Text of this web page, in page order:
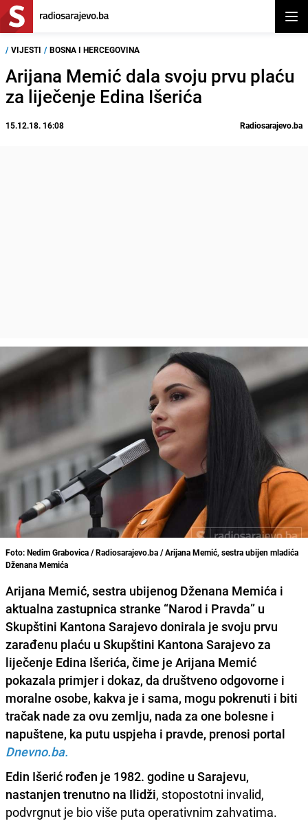
/ VIJESTI / BOSNA I HERCEGOVINA
Arijana Memić dala svoju prvu plaću
za liječenje Edina Išerića
15.12.18. 16:08 Radiosarajevo.ba
Foto: Nedim Grabovica / Radiosarajevo.ba / Arijana Memić, sestra ubijen mladića
Dženana Memića
Arijana Memić, sestra ubijenog Dženana Memića i
aktualna zastupnica stranke “Narod i Pravda” u
Skupštini Kantona Sarajevodonirala je svoju prvu
zarađenu plaću u Skupštini Kantona Sarajevo za
liječenje Edina Išerića, čime je Arijana Memić
pokazala primjer i dokaz, da društveno odgovorne i
moralne osobe, kakva je i sama, mogu pokrenuti i biti
tračak nade za ovu zemlju, nada za one bolesne i
napuštene, ka putu uspjeha i pravde, prenosi portal
Dnevno.ba.
Edin Išerić rođen je 1982. godine u Sarajevu,
nastanjen trenutno na Ilidži, stopostotni invalid,
podvrgnut je bio više puta operativnim zahvatima.